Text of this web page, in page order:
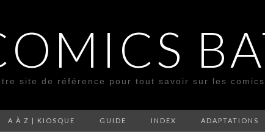
site de référence pour tout savoir sur les
A À Z | KIOSQUE GUIDE INDEX ADAPTATIONS